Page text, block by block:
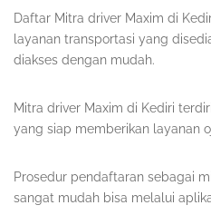
Daftar Mitra driver Maxim di
layanan transportasi yang
diakses dengan mudah.
Mitra driver Maxim di Kediri
yang siap memberikan layanan
Prosedur pendaftaran sebagai
sangat mudah bisa melalui